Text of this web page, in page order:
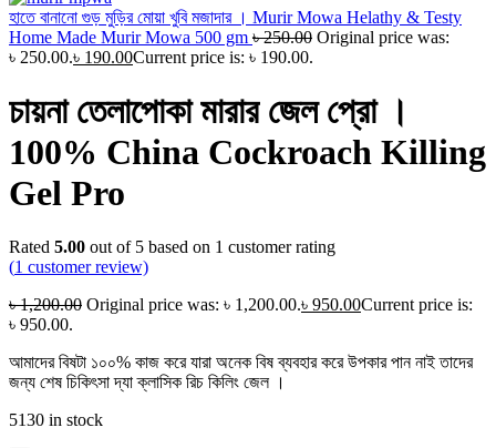
হাতে বানানো গুড় মুড়ির মোয়া খুবি মজাদার । Murir Mowa Helathy & Testy
Home Made Murir Mowa 500 gm ৳250.00 Original price was:
৳ 250.00.৳ 190.00Current price is: ৳ 190.00.
চায়না তেলাপোকা মারার জেল প্রো ।
100% China Cockroach Killing
Gel Pro
Rated 5.00 out of 5 based on 1 customer rating
(1 customer review)
৳1,200.00 Original price was: ৳ 1,200.00.৳ 950.00Current price is:
৳ 950.00.
আমাদের বিষটা ১০০% কাজ করে যারা অনেক বিষ ব্যবহার করে উপকার পান নাই তাদের
জন্য শেষ চিকিৎসা দ্যা ক্লাসিক রিচ কিলিং জেল ।
5130 in stock